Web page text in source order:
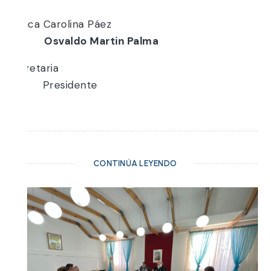
Blanca Carolina Páez
Osvaldo Martin Palma
Presidente
CONTINÚA LEYENDO